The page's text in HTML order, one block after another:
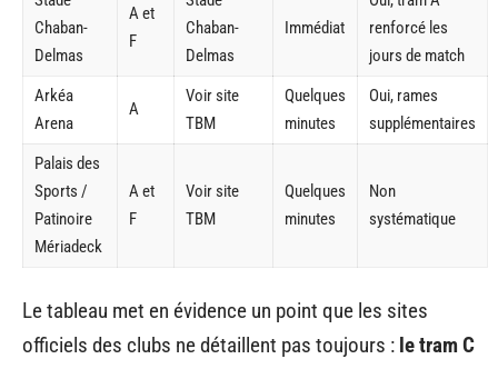
Chaban-
Delmas
A et
F
Chaban-
Delmas
Immédiat
renforcé les
jours de match
Arkéa
Arena
A
Voir site
TBM
Quelques
minutes
Oui, rames
supplémentaires
Palais des
Sports /
Patinoire
Mériadeck
A et
F
Voir site
TBM
Quelques
minutes
Non
systématique
Le tableau met en évidence un point que les sites
officiels des clubs ne détaillent pas toujours : le tram C